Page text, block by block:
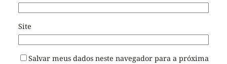
Site
Salvar meus dados neste navegador para a próxima